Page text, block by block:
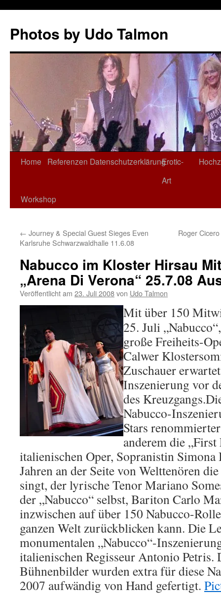
springen
Photos by Udo Talmon
Home Referenzen DatenschutzerklärungErotic-
Art
Workshop
← Journey & Special Guest Sieges Even
Karlsruhe Schwarzwaldhalle 11.6.08
Roger
Nabucco im Kloster Hirsau
„Arena Di Verona“ 25.7.08
Veröffentlicht am 23. Juli 2008von Udo Talmon
Mit über 150
25. Juli
große Freiheits-
Calwer
Zuschauer
Inszenierung vor
des
Nabucco-
Stars
anderem die
italienischen Oper, Sopranistin
Jahren an der Seite von Welttenören
singt, der lyrische Tenor Mariano
der „Nabucco“ selbst, Bariton Carlo
inzwischen auf über 150 Nabucco-
ganzen Welt zurückblicken kann. Die
monumentalen „Nabucco“-
italienischen Regisseur Antonio Petris.
Bühnenbilder wurden extra für diese
2007 aufwändig von Hand gefertigt.